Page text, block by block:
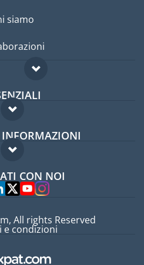
siamo
per expat
per expat
frequenti
CON NOI
All rights Reserved
e condizioni